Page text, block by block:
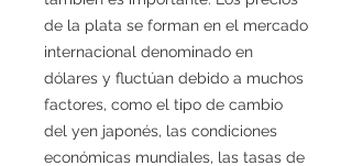
de la plata se forman en el mercado
internacional denominado en
dólares y fluctúan debido a muchos
factores, como el tipo de cambio
del yen japonés, las condiciones
económicas mundiales, las tasas de